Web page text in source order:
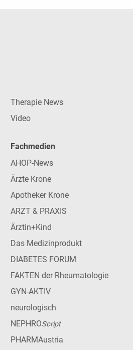
Therapie News
Video
Fachmedien
AHOP-News
Ärzte Krone
Apotheker Krone
ARZT & PRAXIS
Ärztin+Kind
Das Medizinprodukt
DIABETES FORUM
FAKTEN der Rheumatologie
GYN-AKTIV
neurologisch
NEPHROScript
PHARMAustria